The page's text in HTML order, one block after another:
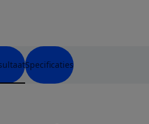
Specificaties